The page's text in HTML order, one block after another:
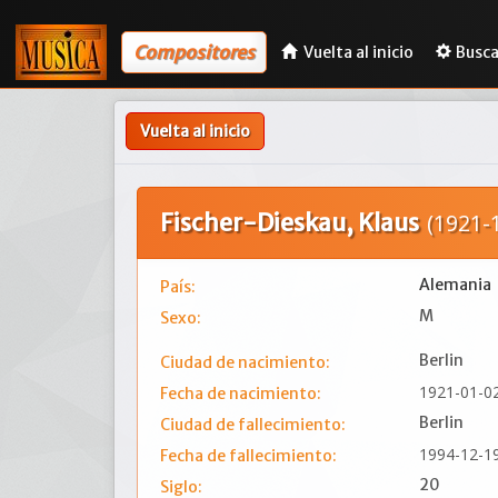
Compositores Vuelta al inicio
Vuelta al inicio
Fischer-Dieskau, Klaus (1921-
País:
Alemania
Sexo:
M
Ciudad de nacimiento:
Berlin
Fecha de nacimiento:
1921-01-
Ciudad de fallecimiento:
Berlin
Fecha de fallecimiento:
1994-12-
Siglo: 20